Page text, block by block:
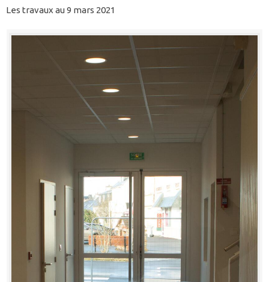
Les travaux au 9 mars 2021